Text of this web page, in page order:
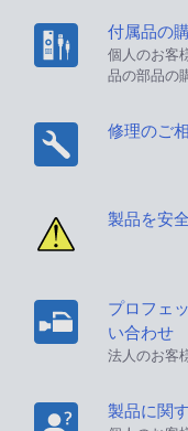
付属品の
個人のお客
品の部品の
修理のご
製品を安
プロフェ
い合わせ
法人のお客
製品に関